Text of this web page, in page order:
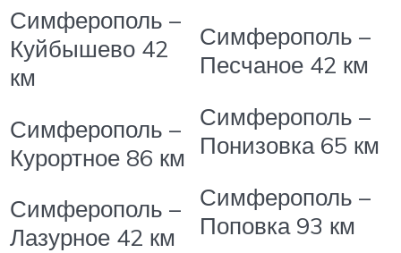
Симферополь –
Куйбышево 42
км
Симферополь –
Курортное 86 км
Симферополь –
Лазурное 42 км
Симферополь –
Песчаное 42 км
Симферополь –
Понизовка 65 км
Симферополь –
Поповка 93 км